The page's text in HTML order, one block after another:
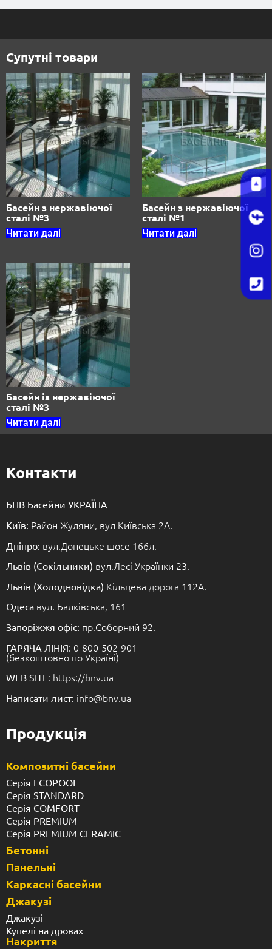
Супутні товари
Басейн з нержавіючої
сталі №3
Читати далі
Басейн з нержавіючої
сталі №1
Читати далі
Басейн із нержавіючої
сталі №3
Читати далі
Контакти
БНВ Басейни УКРАЇНА
Київ: Район Жуляни, вул Київська 2А.
Дніпро: вул.Донецьке шосе 166л.
Львів (Сокільники) вул.Лесі Українки 23.
Львів (Холодновідка) Кільцева дорога 112А.
Одеса вул. Балківська, 161
Запоріжжя офіс: пр.Соборний 92.
ГАРЯЧА ЛІНІЯ: 0-800-502-901
(безкоштовно по Україні)
WEB SITE: https://bnv.ua
Написати лист: info@bnv.ua
Продукція
Композитні басейни
Серія ECOPOOL
Серія STANDARD
Серія COMFORT
Серія PREMIUM
Серія PREMIUM CERAMIC
Бетонні
Панельні
Каркасні басейни
Джакузі
Джакузі
Купелі на дровах
Накриття